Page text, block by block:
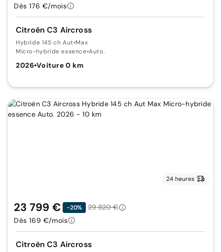
Citroën C3 Aircross
Hybride 145 ch Aut•Max
Micro-hybride essence•Auto.
2026•Voiture 0 km
Dès 176 €/mois
24 heures
Citroën C3 Aircross
23 799 € -20%
29 820 €
Dès 169 €/mois